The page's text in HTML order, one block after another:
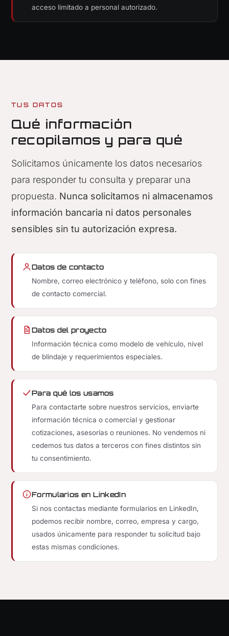
acceso limitado a personal autorizado.
TUS DATOS
Qué información
recopilamos y para qué
Solicitamos únicamente los datos necesarios
para responder tu consulta y preparar una
propuesta. Nunca solicitamos ni almacenamos
información bancaria ni datos personales
sensibles sin tu autorización expresa.
Datos de contacto
Nombre, correo electrónico y teléfono, solo con fines
de contacto comercial.
Datos del proyecto
Información técnica como modelo de vehículo, nivel
de blindaje y requerimientos especiales.
Para qué los usamos
Para contactarte sobre nuestros servicios, enviarte
información técnica o comercial y gestionar
cotizaciones, asesorías o reuniones. No vendemos ni
cedemos tus datos a terceros con fines distintos sin
tu consentimiento.
Formularios en LinkedIn
Si nos contactas mediante formularios en LinkedIn,
podemos recibir nombre, correo, empresa y cargo,
usados únicamente para responder tu solicitud bajo
estas mismas condiciones.